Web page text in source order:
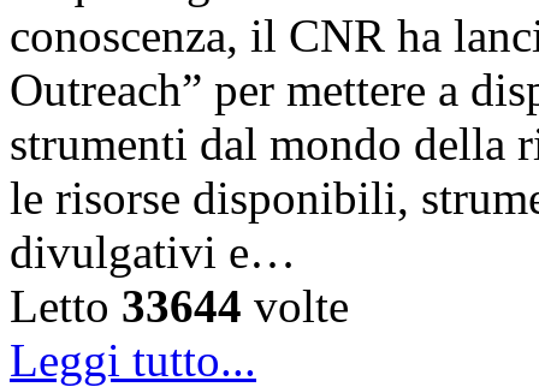
conoscenza, il CNR ha
Outreach” per mettere a
strumenti dal mondo della
le risorse disponibili,
divulgativi e…
Letto 33644 volte
Leggi tutto...